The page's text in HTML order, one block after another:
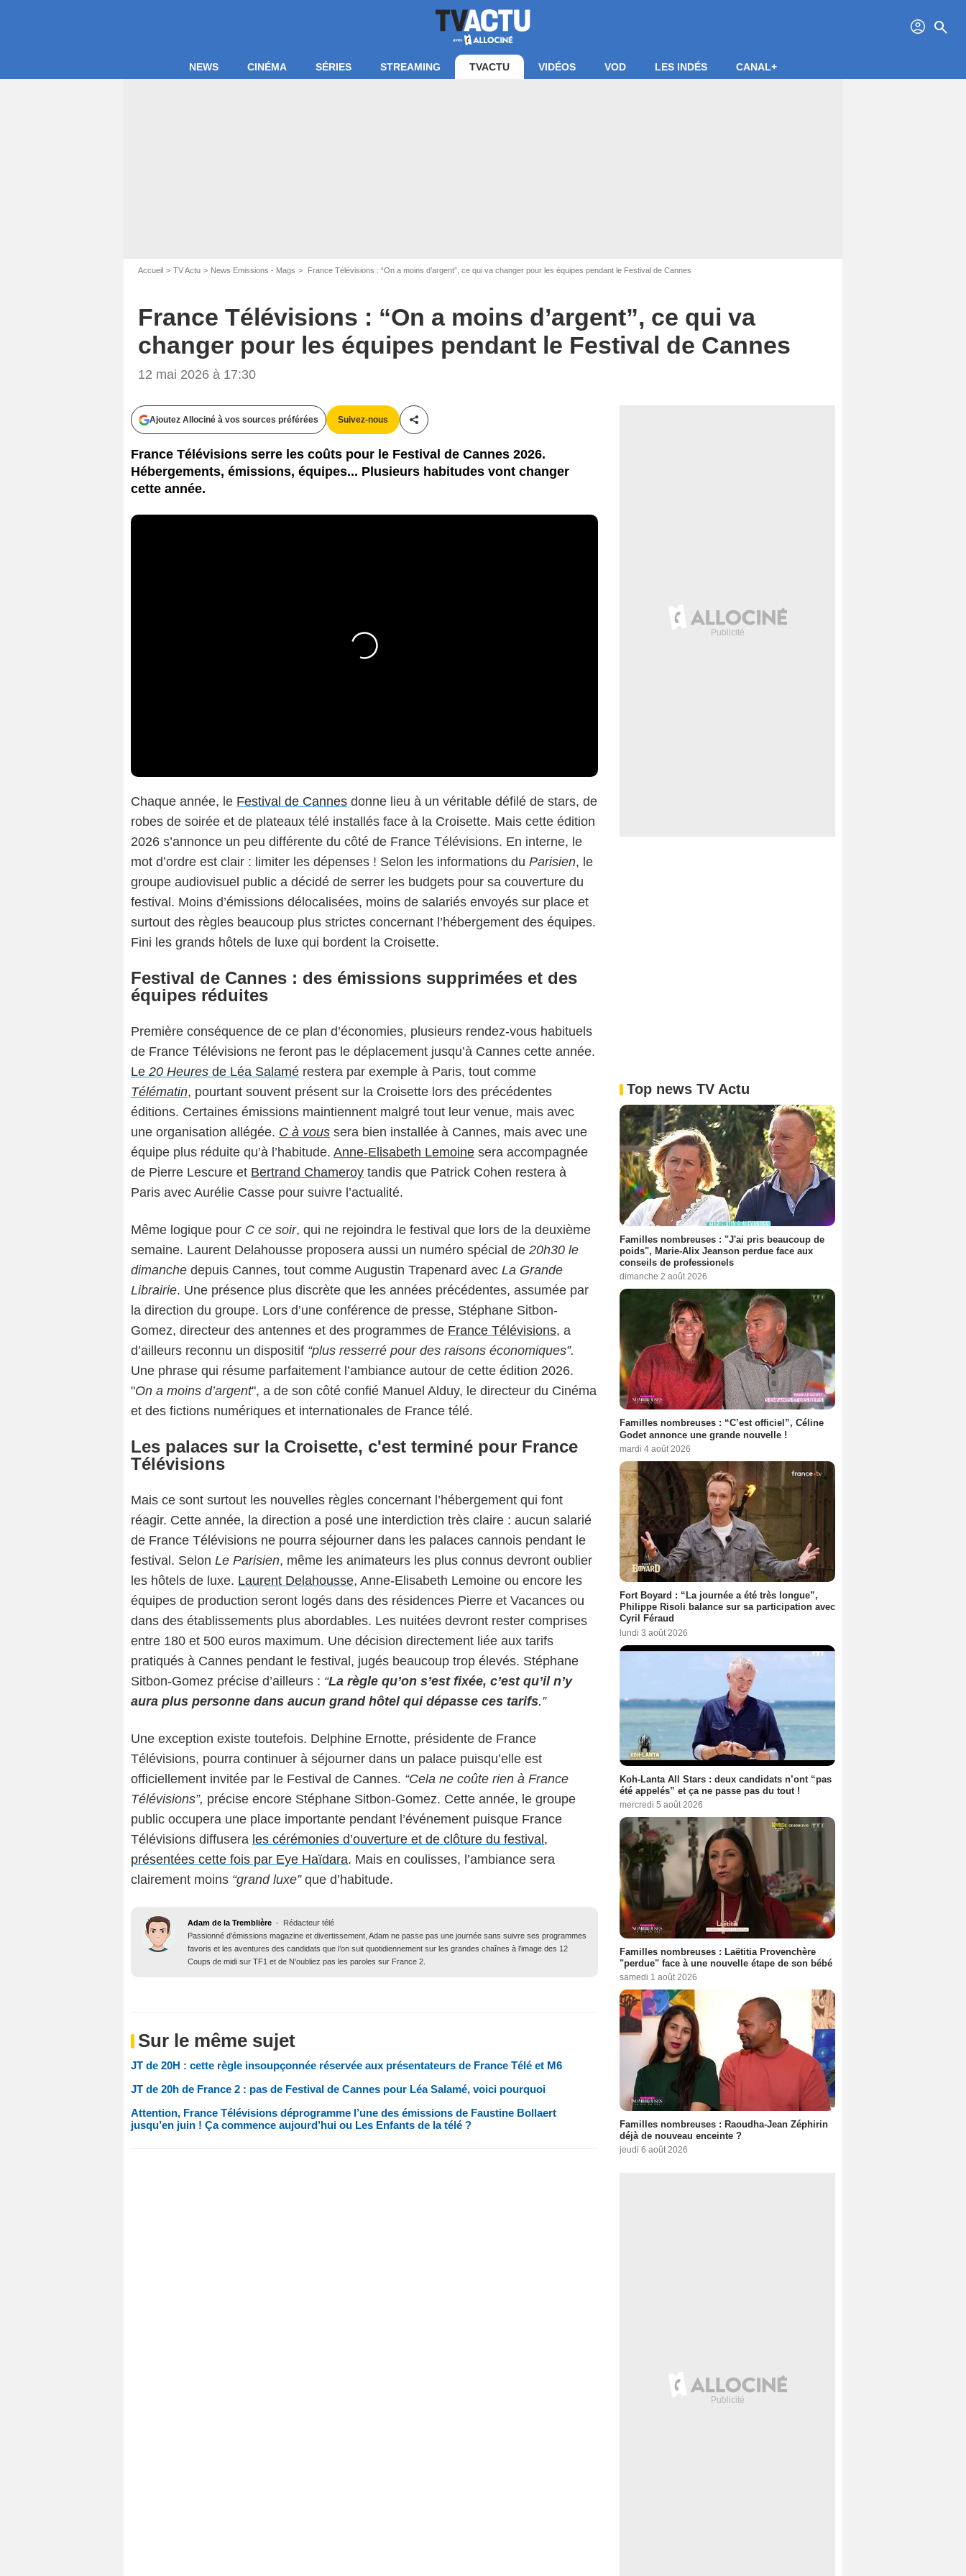
profil search
NEWS CINÉMA SÉRIES STREAMING TVACTU VIDÉOS VOD LES INDÉS CANAL+
Accueil TV Actu News Emissions - Mags France Télévisions : “On a moins d’argent”, ce qui va changer pour les équipes pendant le Festival de Cannes
France Télévisions : “On a moins d’argent”, ce qui va
changer pour les équipes pendant le Festival de Cannes
12 mai 2026 à 17:30
Ajoutez Allociné à vos sources préférées Suivez-nous
Partager cet article
France Télévisions serre les coûts pour le Festival de Cannes 2026.
Hébergements, émissions, équipes... Plusieurs habitudes vont changer
cette année.
Chaque année, le Festival de Cannes donne lieu à un véritable défilé de stars, de
robes de soirée et de plateaux télé installés face à la Croisette. Mais cette édition
2026 s’annonce un peu différente du côté de France Télévisions. En interne, le
mot d’ordre est clair : limiter les dépenses ! Selon les informations du Parisien, le
groupe audiovisuel public a décidé de serrer les budgets pour sa couverture du
festival. Moins d’émissions délocalisées, moins de salariés envoyés sur place et
surtout des règles beaucoup plus strictes concernant l’hébergement des équipes.
Fini les grands hôtels de luxe qui bordent la Croisette.
Festival de Cannes : des émissions supprimées et des
équipes réduites
Première conséquence de ce plan d’économies, plusieurs rendez-vous habituels
de France Télévisions ne feront pas le déplacement jusqu’à Cannes cette année.
Le 20 Heures de Léa Salamé restera par exemple à Paris, tout comme
Télématin, pourtant souvent présent sur la Croisette lors des précédentes
éditions. Certaines émissions maintiennent malgré tout leur venue, mais avec
une organisation allégée. C à vous sera bien installée à Cannes, mais avec une
équipe plus réduite qu’à l’habitude. Anne-Elisabeth Lemoine sera accompagnée
de Pierre Lescure et Bertrand Chameroy tandis que Patrick Cohen restera à
Paris avec Aurélie Casse pour suivre l’actualité.
Même logique pour C ce soir, qui ne rejoindra le festival que lors de la deuxième
semaine. Laurent Delahousse proposera aussi un numéro spécial de 20h30 le
dimanche depuis Cannes, tout comme Augustin Trapenard avec La Grande
Librairie. Une présence plus discrète que les années précédentes, assumée par
la direction du groupe. Lors d’une conférence de presse, Stéphane Sitbon-
Gomez, directeur des antennes et des programmes de France Télévisions, a
d’ailleurs reconnu un dispositif “plus resserré pour des raisons économiques”.
Une phrase qui résume parfaitement l’ambiance autour de cette édition 2026.
"On a moins d’argent", a de son côté confié Manuel Alduy, le directeur du Cinéma
et des fictions numériques et internationales de France télé.
Les palaces sur la Croisette, c'est terminé pour France
Télévisions
Mais ce sont surtout les nouvelles règles concernant l’hébergement qui font
réagir. Cette année, la direction a posé une interdiction très claire : aucun salarié
de France Télévisions ne pourra séjourner dans les palaces cannois pendant le
festival. Selon Le Parisien, même les animateurs les plus connus devront oublier
les hôtels de luxe. Laurent Delahousse, Anne-Elisabeth Lemoine ou encore les
équipes de production seront logés dans des résidences Pierre et Vacances ou
dans des établissements plus abordables. Les nuitées devront rester comprises
entre 180 et 500 euros maximum. Une décision directement liée aux tarifs
pratiqués à Cannes pendant le festival, jugés beaucoup trop élevés. Stéphane
Sitbon-Gomez précise d’ailleurs : “La règle qu’on s’est fixée, c’est qu’il n’y
aura plus personne dans aucun grand hôtel qui dépasse ces tarifs.”
Une exception existe toutefois. Delphine Ernotte, présidente de France
Télévisions, pourra continuer à séjourner dans un palace puisqu’elle est
officiellement invitée par le Festival de Cannes. “Cela ne coûte rien à France
Télévisions”, précise encore Stéphane Sitbon-Gomez. Cette année, le groupe
public occupera une place importante pendant l’événement puisque France
Télévisions diffusera les cérémonies d’ouverture et de clôture du festival,
présentées cette fois par Eye Haïdara. Mais en coulisses, l’ambiance sera
clairement moins “grand luxe”que d’habitude.
Adam de la Tremblière -
Rédacteur télé
Passionné d’émissions magazine et divertissement, Adam ne passe pas une journée sans suivre ses programmes
favoris et les aventures des candidats que l’on suit quotidiennement sur les grandes chaînes à l’image des 12
Coups de midi sur TF1 et de N’oubliez pas les paroles sur France 2.
Sur le même sujet
JT de 20H : cette règle insoupçonnée réservée aux présentateurs de France Télé et M6
JT de 20h de France 2 : pas de Festival de Cannes pour Léa Salamé, voici pourquoi
Attention, France Télévisions déprogramme l’une des émissions de Faustine Bollaert
jusqu’en juin ! Ça commence aujourd’hui ou Les Enfants de la télé ?
Top news TV Actu
Familles nombreuses : "J'ai pris beaucoup de
poids", Marie-Alix Jeanson perdue face aux
conseils de professionels
dimanche 2 août 2026
Familles nombreuses : “C’est officiel”, Céline
Godet annonce une grande nouvelle !
mardi 4 août 2026
Fort Boyard : “La journée a été très longue”,
Philippe Risoli balance sur sa participation avec
Cyril Féraud
lundi 3 août 2026
Koh-Lanta All Stars : deux candidats n’ont “pas
été appelés” et ça ne passe pas du tout !
mercredi 5 août 2026
Familles nombreuses : Laëtitia Provenchère
"perdue" face à une nouvelle étape de son bébé
samedi 1 août 2026
Familles nombreuses : Raoudha-Jean Zéphirin
déjà de nouveau enceinte ?
jeudi 6 août 2026